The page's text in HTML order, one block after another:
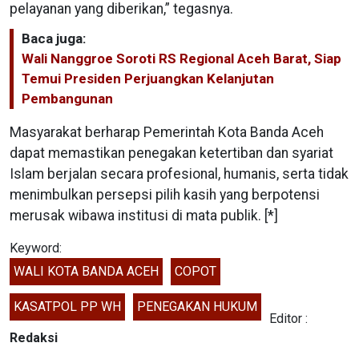
pelayanan yang diberikan,” tegasnya.
Baca juga:
Wali Nanggroe Soroti RS Regional Aceh Barat, Siap
Temui Presiden Perjuangkan Kelanjutan
Pembangunan
Masyarakat berharap Pemerintah Kota Banda Aceh
dapat memastikan penegakan ketertiban dan syariat
Islam berjalan secara profesional, humanis, serta tidak
menimbulkan persepsi pilih kasih yang berpotensi
merusak wibawa institusi di mata publik. [*]
Keyword:
WALI KOTA BANDA ACEH
COPOT
KASATPOL PP WH PENEGAKAN HUKUM
Editor :
Redaksi